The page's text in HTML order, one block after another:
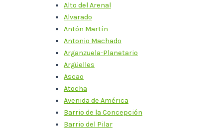
Alto del Arenal
Alvarado
Antón Martín
Antonio Machado
Arganzuela-Planetario
Argüelles
Ascao
Atocha
Avenida de América
Barrio de la Concepción
Barrio del Pilar